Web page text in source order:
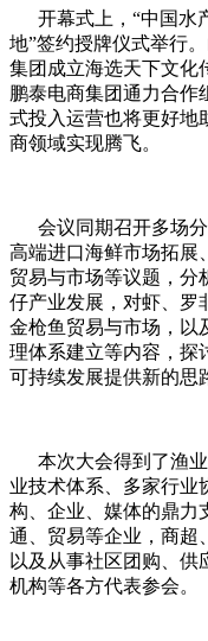
开幕式上，“中国水
地”签约授牌仪式举行
集团成立海选天下文
鹏泰电商集团通力合作
式投入运营也将更好地
商领域实现腾飞。
会议同期召开多场分
高端进口海鲜市场拓展
贸易与市场等议题，分
仔产业发展，对虾、罗
金枪鱼贸易与市场，以
理体系建立等内容，探
可持续发展提供新的思
本次大会得到了渔
业技术体系、多家行业
构、企业、媒体的鼎力
通、贸易等企业，商超
以及从事社区团购、供
机构等各方代表参会。